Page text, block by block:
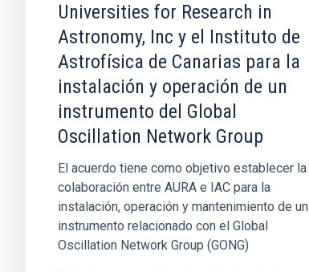
Universities for Research in
Astronomy, Inc y el Instituto de
Astrofísica de Canarias para la
instalación y operación de un
instrumento del Global
Oscillation Network Group
El acuerdo tiene como objetivo establecer la
colaboración entre AURA e IAC para la
instalación, operación y mantenimiento de un
instrumento relacionado con el Global
Oscillation Network Group (GONG)